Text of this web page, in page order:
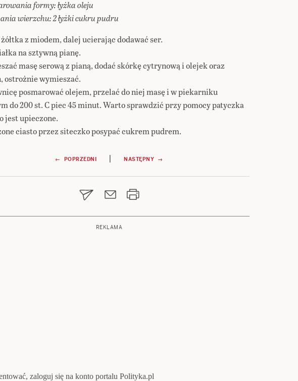
formy: łyżka oleju
wierzchu: 2 łyżki cukru pudru
z miodem, dalej ucierając dodawać ser.
na sztywną pianę.
masę serową z pianą, dodać skórkę cytrynową i olejek oraz
ostrożnie wymieszać.
posmarować olejem, przelać do niej masę i w piekarniku
do 200 st. C piec 45 minut. Warto sprawdzić przy pomocy patyczka
jest upieczone.
ciasto przez siteczko posypać cukrem pudrem.
← POPRZEDNI | NASTĘPNY →
REKLAMA
zaloguj się na konto portalu Polityka.pl